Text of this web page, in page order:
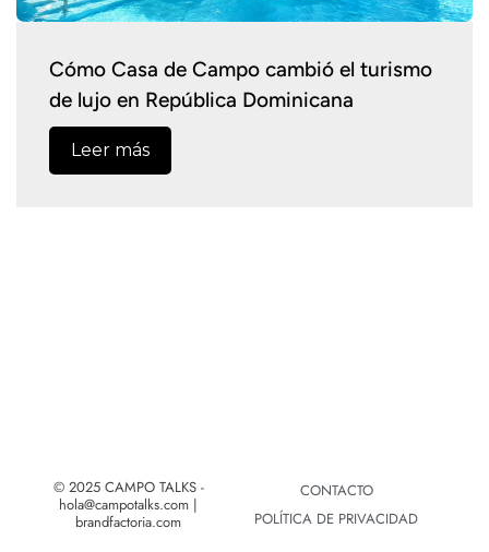
Cómo Casa de Campo cambió el turismo
de lujo en República Dominicana
Leer más
© 2025 CAMPO TALKS -
hola@campotalks.com |
brandfactoria.com
CONTACTO
POLÍTICA DE PRIVACIDAD